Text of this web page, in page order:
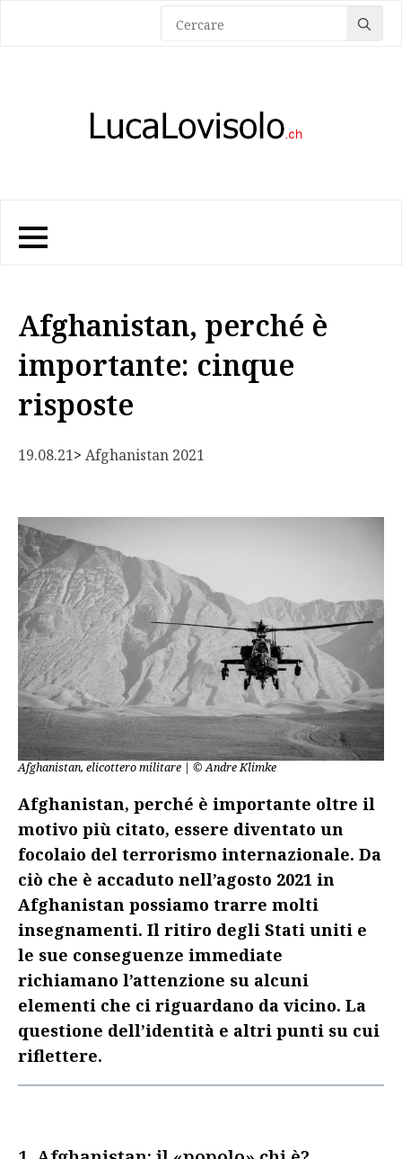
for:
Afghanistan, perché è
importante: cinque
risposte
19.08.21> Afghanistan 2021
Afghanistan, elicottero militare | © Andre Klimke
Afghanistan, perché è importante oltre il
motivo più citato, essere diventato un
focolaio del terrorismo internazionale. Da
ciò che è accaduto nell’agosto 2021 in
Afghanistan possiamo trarre molti
insegnamenti. Il ritiro degli Stati uniti e
le sue conseguenze immediate
richiamano l’attenzione su alcuni
elementi che ci riguardano da vicino. La
questione dell’identità e altri punti su cui
riflettere.